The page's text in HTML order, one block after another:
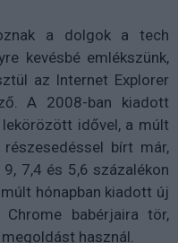
a dolgok a tech
kevésbé emlékszünk,
az Internet Explorer
A 2008-ban kiadott
idővel, a múlt
bírt már,
7,4 és 5,6 százalékon
hónapban kiadott új
babérjaira tör,
használ.